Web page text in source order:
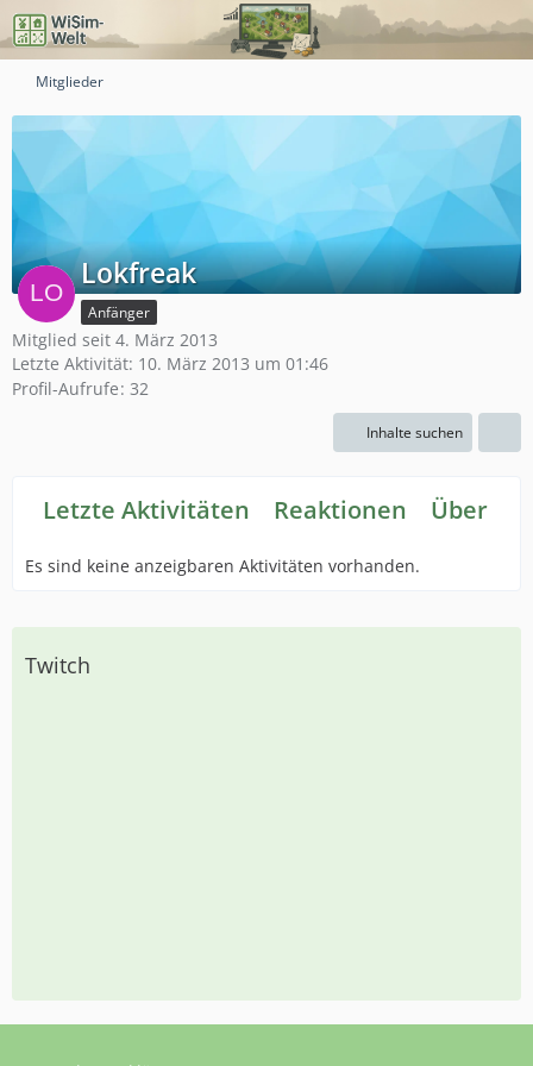
Mitglieder
Lokfreak
Anfänger
Mitglied seit 4. März 2013
Letzte Aktivität: 10. März 2013 um 01:46
Profil-Aufrufe 32
Inhalte suchen
Letzte Aktivitäten Reaktionen Über
Es sind keine anzeigbaren Aktivitäten vorhanden.
Twitch